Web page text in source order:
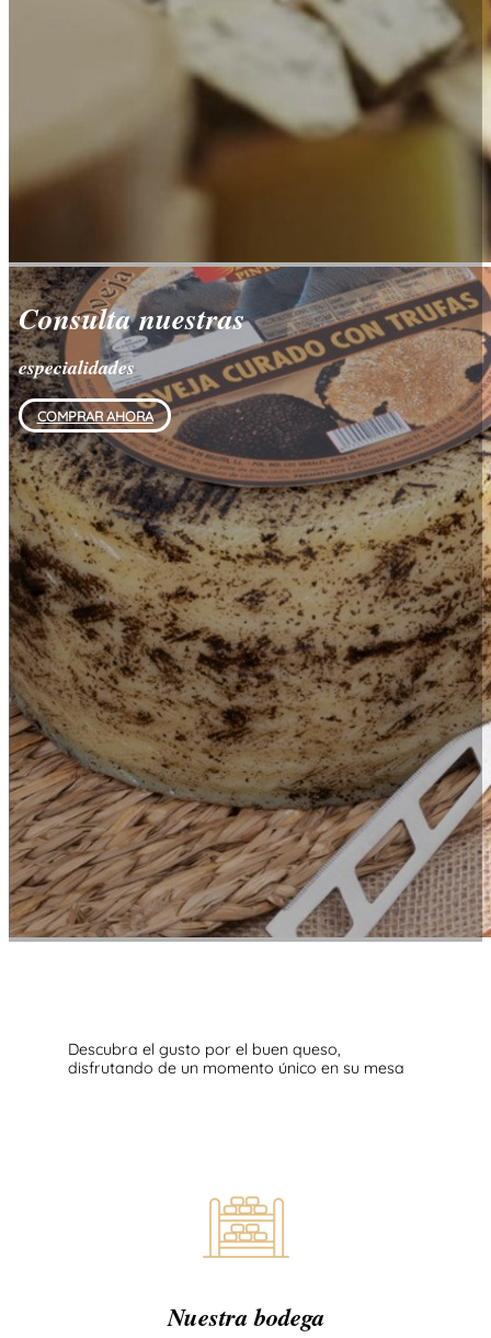
Consulta nuestras
especialidades
COMPRAR AHORA
Descubra el gusto por el buen queso,
disfrutando de un momento único en su mesa
Nuestra bodega